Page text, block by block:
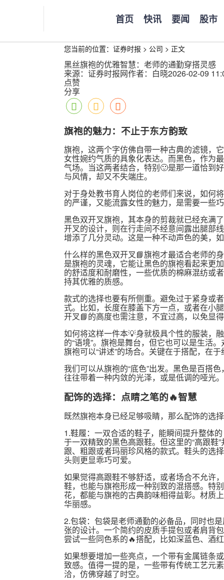
首页 快讯 要闻 股市
您当前的位置： 证券时报 > 公司 > 正文
黑丝旗袍的优雅智慧：老师的通勤穿搭灵感
来源：证券时报网作者：白晓2026-02-09
点赞
分享
旗袍的魅力：不止于东方韵致
旗袍，这两个字仿佛自带一种古典的滤镜，
女性婉约气质的具象化表达。而黑色，作为
气场。当这两者结合，特别🙂是那一道恰到
与风情，却又不失端庄。
对于身处教书育人岗位的老师们来说，如何
的严谨，又能流露女性的魅力，是需要一些
黑色双开叉旗袍，其本身的剪裁就已经充满
开叉的设计，则在行走间不经意间露出腿部
增添了几分灵动。这是一种不动声色的美，
什么样的黑色双开叉📘旗袍才最适合老师的
是旗袍的灵魂，它能让黑色的旗袍看起来更
的舒适度和耐磨性，一些优质的棉麻混纺或
持其优雅的质感。
款式的选择也要有所侧重。避免过于紧身或
式。比如，长度在膝盖下方一点，或者在小
开叉📘的高度也需注意，不宜过高，以免显
如何将这样一件本💡身就极具个性的服装，
的“语境”。旗袍是舞台，但它也可以是生活
旗袍可以“讲述”的场合。关键在于搭配，在于
我们可以从旗袍的“底色”出发。黑色是百搭
往往带着一种内敛的光泽，或是低调的哑光
配饰的选择：点睛之笔的🔥智慧
既然旗袍本身已经足够吸睛，那么配饰的选
1.鞋履：一双合适的鞋子，能瞬间提升整体
于一双精致的黑色高跟鞋。但这里的“高跟
跟、粗跟或者玛丽珍风格的款式。鞋头的选
头则更显乖巧可爱。
如果觉得高跟鞋不够舒适，或者场合不允许
鞋，也能与旗袍形成一种别致的混搭感。特
花，都能与旗袍的古典韵味相得益彰。材质
华丽感。
2.包袋：包袋是老师通勤的必备品，同时也
张的设计。一个简约的皮质手提包或者肩背
尝试一些同色系的🔥搭配，比如深蓝色、酒
如果想要增加一些亮点，一个带有金属链条
致感。值得一提的是，一些带有传统工艺元
洽，仿佛穿越了时空。